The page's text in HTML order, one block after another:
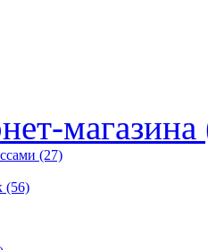
магазина
(27)
(56)